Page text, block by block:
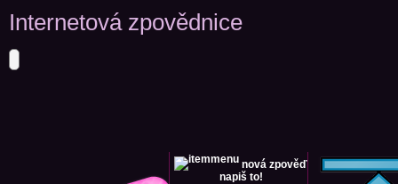
Internetová zpovědnice
nová zpověď
napiš to!